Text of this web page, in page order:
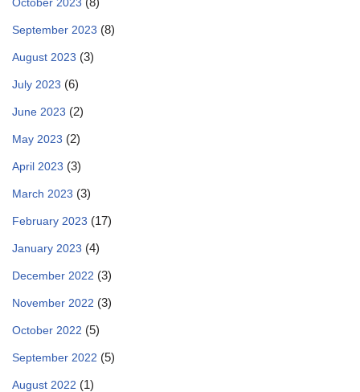
September 2023 (8)
August 2023 (3)
July 2023 (6)
June 2023 (2)
May 2023 (2)
April 2023 (3)
March 2023 (3)
February 2023 (17)
January 2023 (4)
December 2022 (3)
November 2022 (3)
October 2022 (5)
September 2022 (5)
August 2022 (1)